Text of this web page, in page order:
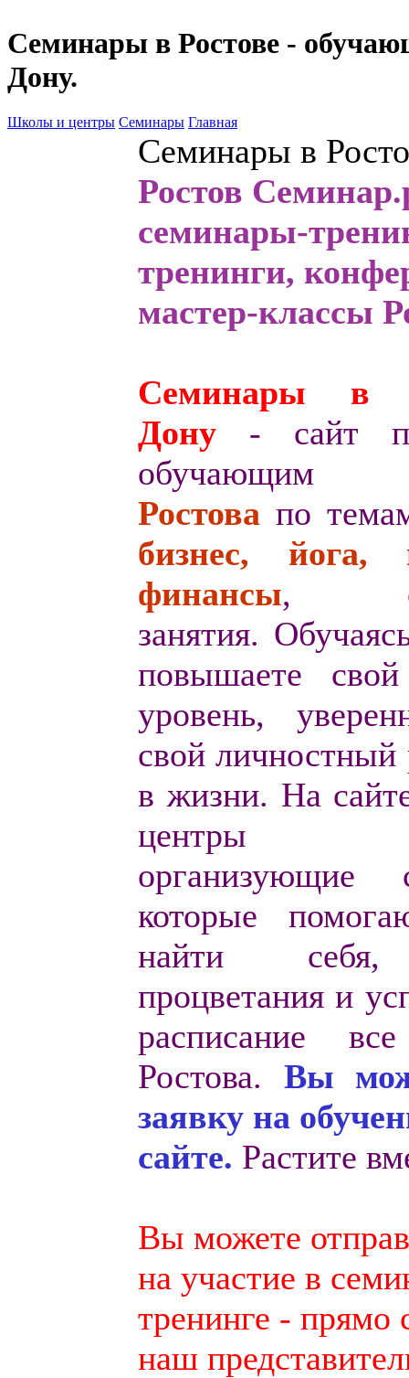
Семинары в Ростове -
Дону.
Школы и центры Семинары Главная
Семинары в
Ростов
семинары-
тренинги,
мастер-классы
Семинары в
Дону
- сайт
Ростова по
бизнес, йога,
финансы,
занятия.
повышаете
уровень,
свой личностный
в жизни. На
центры
организующие
которые
найти себя,
процветания и
расписание
Ростова. Вы
заявку на
сайте. Растите
Вы можете
на участие в
тренинге - прямо
наш